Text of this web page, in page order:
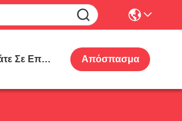
Μας Ελάτε Σε Επαφή Με Απόσπασμα